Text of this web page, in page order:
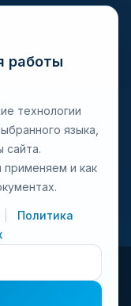
1
защищены.
работы
технологии
языка,
сайта.
и как
Политика